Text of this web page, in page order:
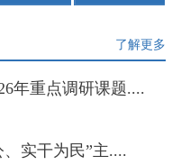
了解更多
年重点调研课题....
实干为民”主....